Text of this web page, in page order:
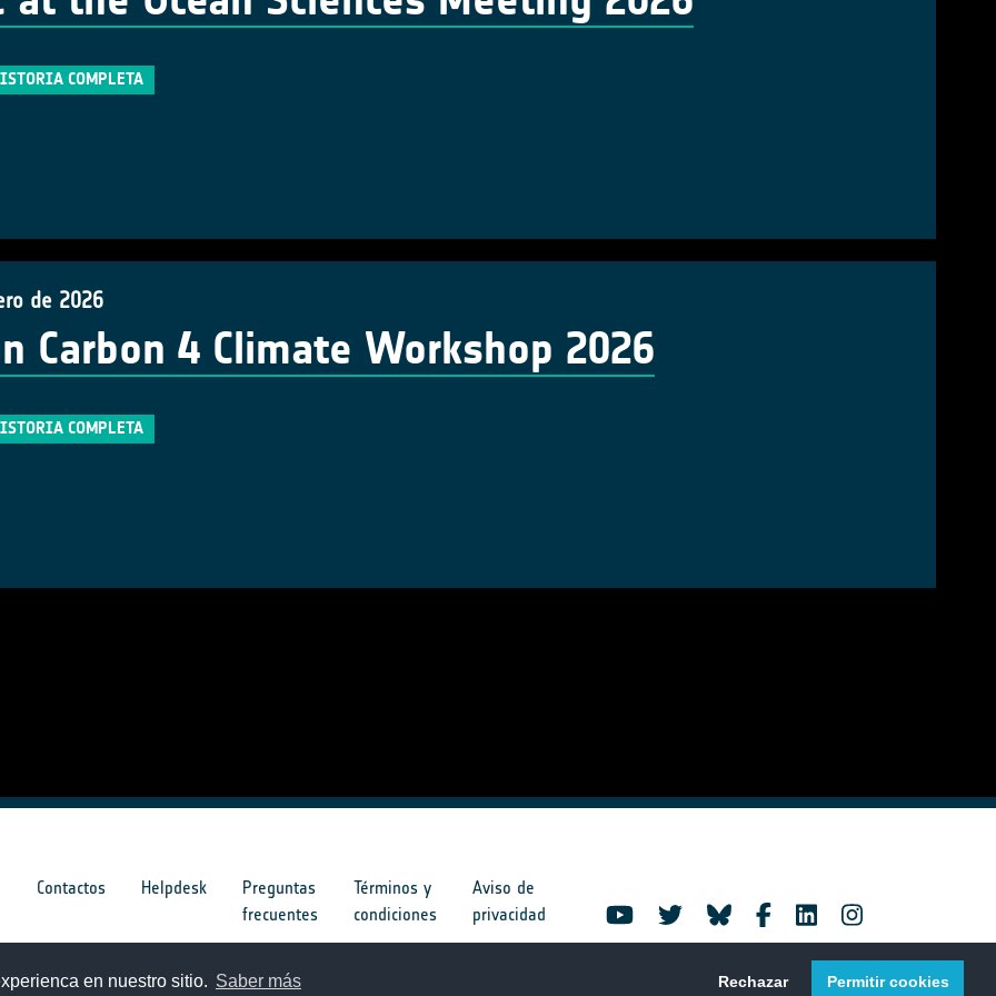
en nuestro sitio. Saber más Rechazar Permitir cookies
COMPLETA
de 2026
Carbon 4 Climate Workshop 2026
COMPLETA
Contactos Helpdesk
Preguntas
frecuentes
Términos y
condiciones
Aviso de
privacidad